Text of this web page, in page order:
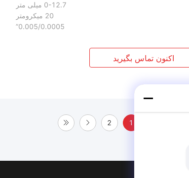
0-12.7 میلی متر
20 میکرومتر
0.005/0.0005”
اکنون تماس بگیرید
1
2